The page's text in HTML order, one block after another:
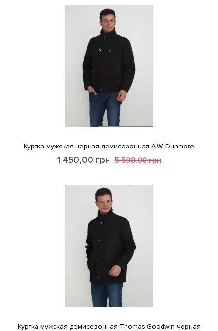
Куртка мужская черная демисезонная A.W. Dunmore
1 450,00 грн 5 500,00грн
Куртка мужская демисезонная Thomas Goodwin черная